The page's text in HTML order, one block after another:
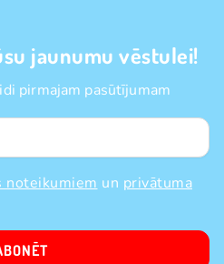
jaunumu vēstulei!
pirmajam pasūtījumam
noteikumiem un privātuma